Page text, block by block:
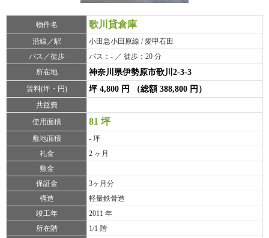
物件名 歌川貸倉庫
沿線／駅
小田急小田原線 / 愛甲石田
バス／徒歩
バス：- ／ 徒歩：20 分
所在地
神奈川県伊勢原市歌川2-3-3
賃料(坪・円) 坪 4,800 円 （総額 388,800 円）
共益費
使用面積
81 坪
敷地面積
- 坪
礼金
2 ヶ月
敷金
保証金
3ヶ月分
構造
軽量鉄骨造
竣工年
2011 年
所在階
1/1 階